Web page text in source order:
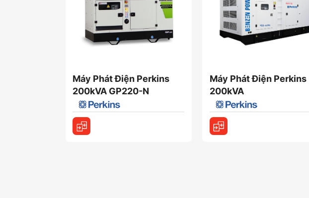
Máy Phát Điện Perkins
200kVA GP220-N
Máy Phát Điện Perkins
200kVA